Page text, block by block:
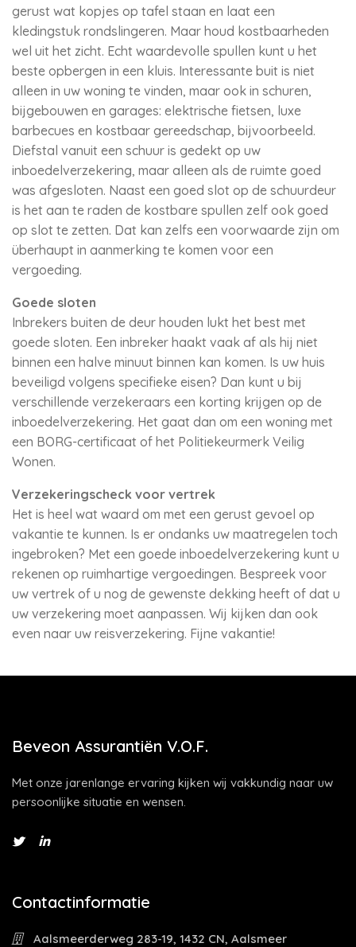
gerust wat kopjes op tafel staan en laat een
kledingstuk rondslingeren. Maar houd kostbaarheden
wel uit het zicht. Echt waardevolle spullen kunt u het
beste opbergen in een kluis. Interessante buit is niet
alleen in uw woning te vinden, maar ook in schuren,
bijgebouwen en garages: elektrische fietsen, luxe
barbecues en kostbaar gereedschap, bijvoorbeeld.
Diefstal vanuit een schuur is gedekt op uw
inboedelverzekering, maar alleen als de ruimte goed
was afgesloten. Naast een goed slot op de schuurdeur
is het aan te raden de kostbare spullen zelf ook goed
op slot te zetten. Dat kan zelfs een voorwaarde zijn om
überhaupt in aanmerking te komen voor een
vergoeding.
Goede sloten
Inbrekers buiten de deur houden lukt het best met
goede sloten. Een inbreker haakt vaak af als hij niet
binnen een halve minuut binnen kan komen. Is uw huis
beveiligd volgens specifieke eisen? Dan kunt u bij
verschillende verzekeraars een korting krijgen op de
inboedelverzekering. Het gaat dan om een woning met
een BORG-certificaat of het Politiekeurmerk Veilig
Wonen.
Verzekeringscheck voor vertrek
Het is heel wat waard om met een gerust gevoel op
vakantie te kunnen. Is er ondanks uw maatregelen toch
ingebroken? Met een goede inboedelverzekering kunt u
rekenen op ruimhartige vergoedingen. Bespreek voor
uw vertrek of u nog de gewenste dekking heeft of dat u
uw verzekering moet aanpassen. Wij kijken dan ook
even naar uw reisverzekering. Fijne vakantie!
Beveon Assurantiën V.O.F.
Met onze jarenlange ervaring kijken wij vakkundig naar uw
persoonlijke situatie en wensen.
Contactinformatie
Aalsmeerderweg 283-19, 1432 CN, Aalsmeer